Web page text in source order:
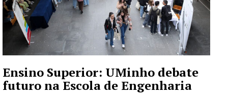
Ensino Superior: UMinho debate
futuro na Escola de Engenharia